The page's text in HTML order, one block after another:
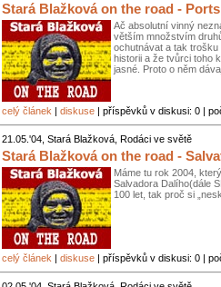
Stará Blažková on the road -
Ač absolutní vinný
větším množstvím
ochutnávat a tak
historii a že tvůrci toho
jasné. Proto o něm
celý článek | diskuse | příspěvků v diskusi: 0 |
21.05.'04, Stará Blažková, Rodáci ve světě
Stará Blažková on the road -
Máme tu rok 2004,
Salvadora Dalího(dále
100 let, tak proč si
celý článek | diskuse | příspěvků v diskusi: 0 |